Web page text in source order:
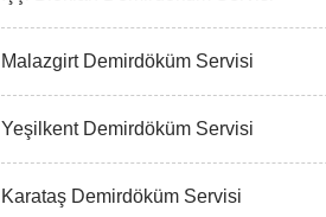
Malazgirt Demirdöküm Servisi
Yeşilkent Demirdöküm Servisi
Karataş Demirdöküm Servisi